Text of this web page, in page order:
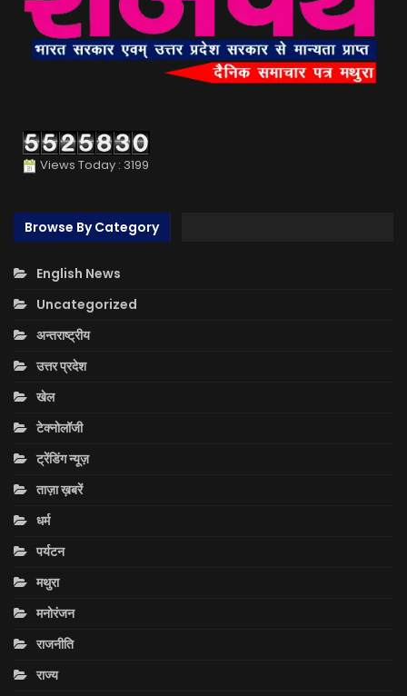
Views Today : 3199
Browse By Category
English News
Uncategorized
अन्तराष्ट्रीय
उत्तर प्रदेश
खेल
टेक्नोलॉजी
ट्रेंडिंग न्यूज़
ताज़ा ख़बरें
धर्म
पर्यटन
मथुरा
मनोरंजन
राजनीति
राज्य